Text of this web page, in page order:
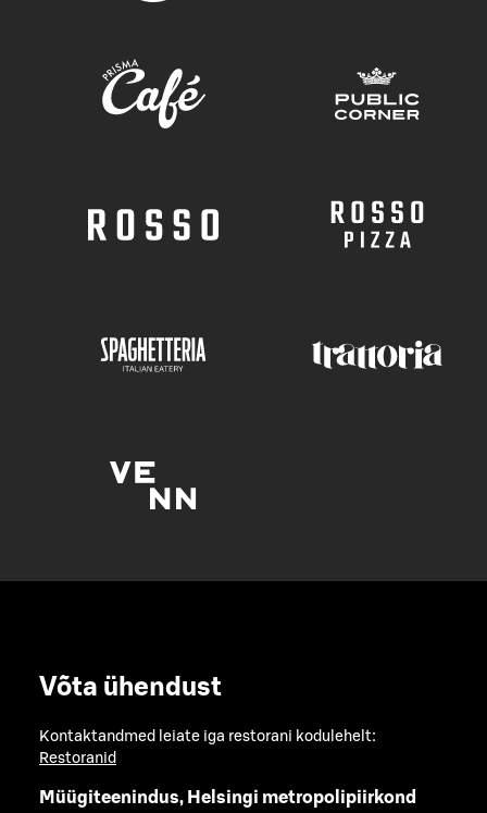
Võta ühendust
Kontaktandmed leiate iga restorani kodulehelt:
Restoranid
Müügiteenindus, Helsingi metropolipiirkond